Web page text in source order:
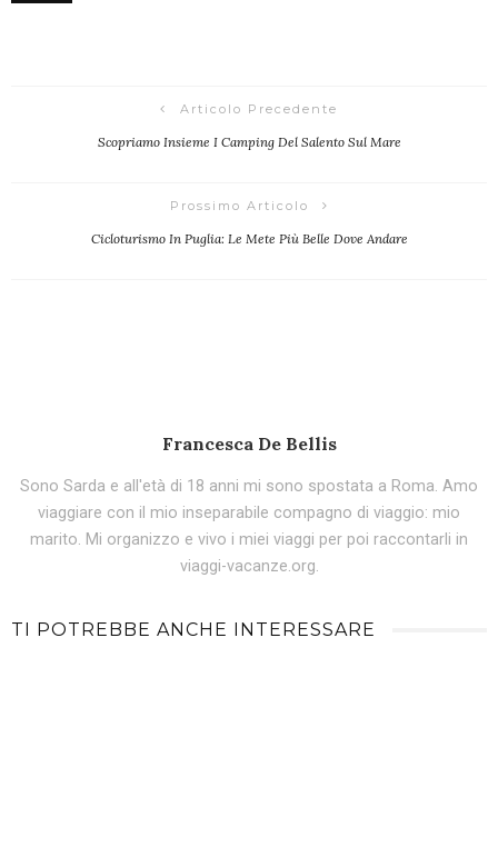
Articolo Precedente
Scopriamo Insieme I Camping Del Salento Sul Mare
Prossimo Articolo
Cicloturismo In Puglia: Le Mete Più Belle Dove Andare
Francesca De Bellis
Sono Sarda e all'età di 18 anni mi sono spostata a Roma. Amo
viaggiare con il mio inseparabile compagno di viaggio: mio
marito. Mi organizzo e vivo i miei viaggi per poi raccontarli in
viaggi-vacanze.org.
TI POTREBBE ANCHE INTERESSARE